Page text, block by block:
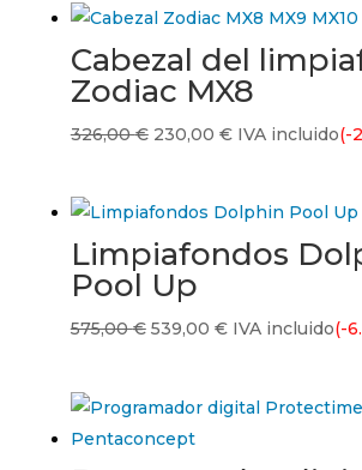
era:
31,00 €.
es:
25,00 €.
Cabezal del
Zodiac MX8
326,00€ El
326,00 €.
230,00 €El
es:
230,00 €.
IVA incluido(-
Limpiafondos
Pool Up
575,00€ El
era:
575,00 €.
539,00 €El
es:
IVA incluido(-